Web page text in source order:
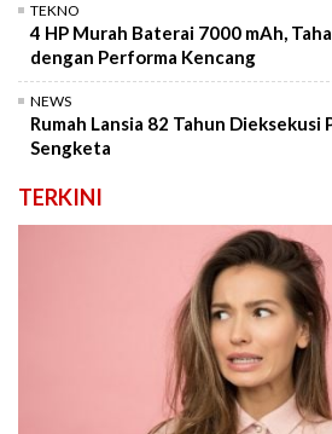
TEKNO
4 HP Murah Baterai 7000 mAh,
dengan Performa Kencang
NEWS
Rumah Lansia 82 Tahun Dieksekusi
Sengketa
TERKINI